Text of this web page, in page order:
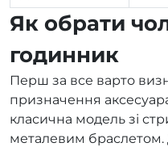
Як обрати
годинник
Перш за все варто
призначення
класична модель зі
металевим